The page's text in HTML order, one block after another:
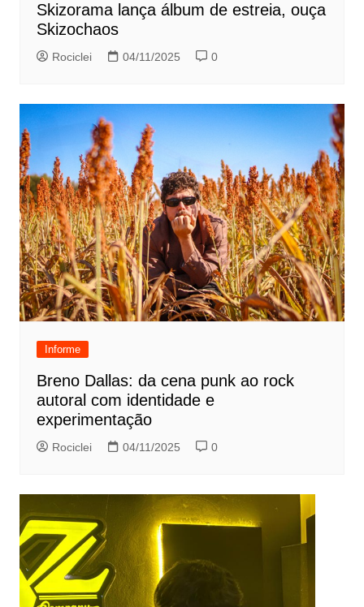
Skizorama lança álbum de estreia, ouça
Skizochaos
Rociclei 04/11/2025 0
Informe
Breno Dallas: da cena punk ao rock
autoral com identidade e
experimentação
Rociclei 04/11/2025 0